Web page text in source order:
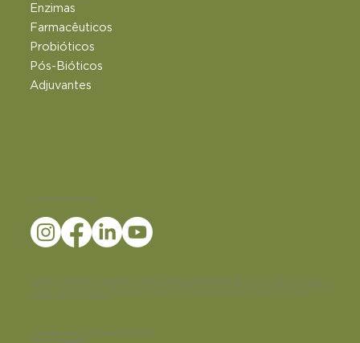
Enzimas
Farmacêuticos
Probióticos
Pós-Bióticos
Adjuvantes
Siga a LEMMA nas Redes Sociais
Disclaimer:
Conteúdo dirigido exclusivamente às farmácias magistrais e profissionais habilitados da área da saúde. Possui caráter
informativo e não dispensa da avaliação criteriosa do profissional habilitado da área da saúde, mediante as necessidades individuais
e a prática clínica. A reprodução e divulgação deste material é restrita a profissionais da saúde e não deve ser veiculada em
quaisquer mídias escritas ou digitais.
© 2025 LEMMA SUPPLY - Todos os direitos reservados.
Produced by
Verity Digital